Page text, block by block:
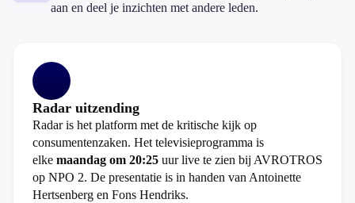
aan en deel je inzichten met andere leden.
Radar uitzending
Radar is het platform met de kritische kijk op
consumentenzaken. Het televisieprogramma is
elke maandag om 20:25 uur live te zien bij AVROTROS
op NPO 2. De presentatie is in handen van Antoinette
Hertsenberg en Fons Hendriks.